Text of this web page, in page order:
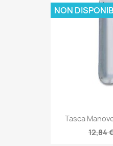
Tasca
12,84
NON